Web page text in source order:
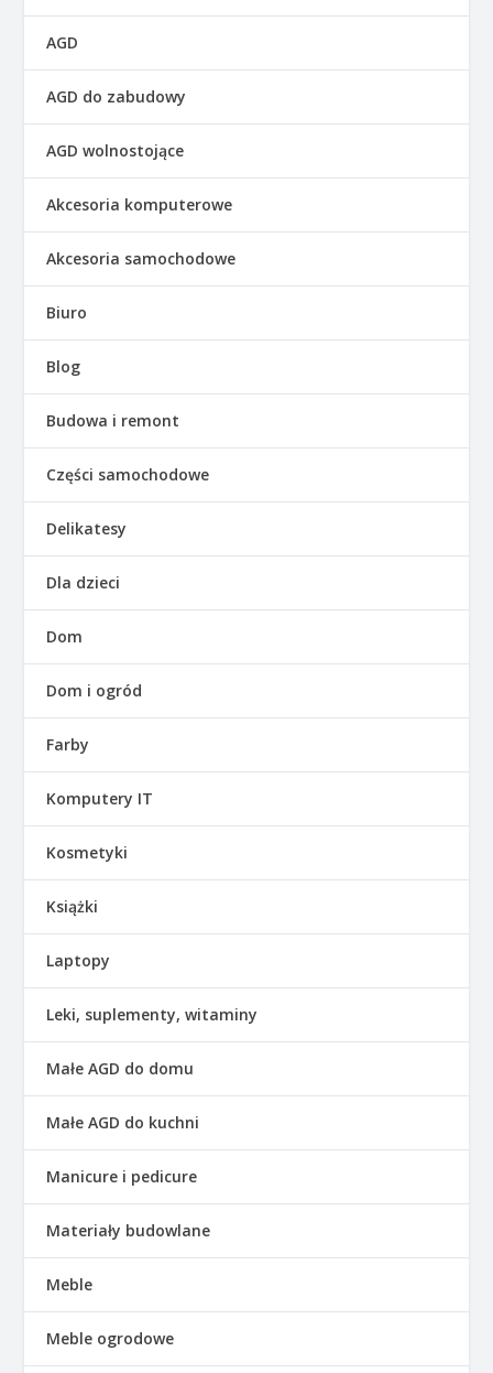
AGD
AGD do zabudowy
AGD wolnostojące
Akcesoria komputerowe
Akcesoria samochodowe
Biuro
Blog
Budowa i remont
Części samochodowe
Delikatesy
Dla dzieci
Dom
Dom i ogród
Farby
Komputery IT
Kosmetyki
Książki
Laptopy
Leki, suplementy, witaminy
Małe AGD do domu
Małe AGD do kuchni
Manicure i pedicure
Materiały budowlane
Meble
Meble ogrodowe